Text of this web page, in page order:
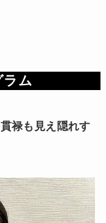
ラム
禄も見え隠れす